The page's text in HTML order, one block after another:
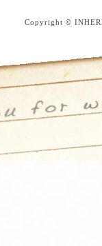
Copyright ©